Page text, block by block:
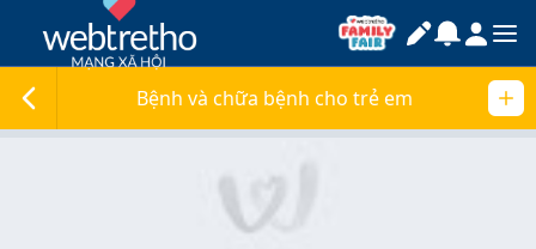
Bệnh và chữa bệnh cho trẻ em